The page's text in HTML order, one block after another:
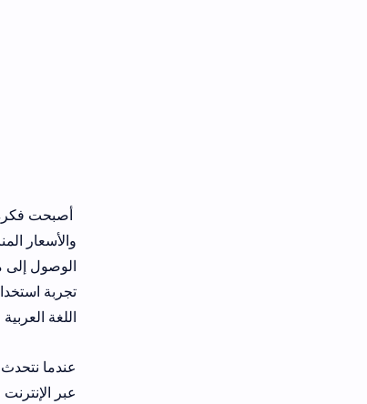
أصبحت فكرة التسوق من
الوصول إلى ملايين
اللغة العربية ودعم العملات